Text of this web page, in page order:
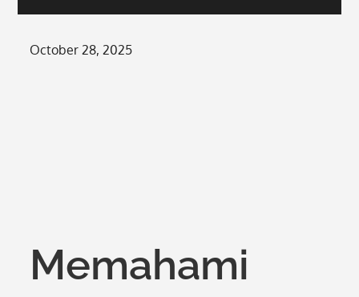
Posted
October 28, 2025
Memahami